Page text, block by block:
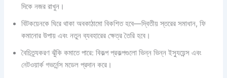
দিকে নজর রাখুন।
বিটকয়েনকে ঘিরে থাকা অবকাঠামো বিকশিত হবে—দ্বিতীয় স্তরের সমাধান, ফি
কমানোর উপায় এবং নতুন ব্যবহারের ক্ষেত্র তৈরি হবে।
বৈচিত্র্যকরণ ঝুঁকি কমাতে পারে: বিকল্প প্রকল্পগুলো ভিন্ন ভিন্ন ইস্যুয়েন্স এবং
নেটওয়ার্ক গভর্নেন্স মডেল প্রদান করে।